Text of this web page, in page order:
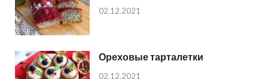
02.12.2021
Ореховые тарталетки
02.12.2021